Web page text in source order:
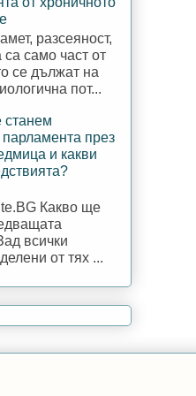
разсеяност,
само част от
се дължат на
пот...
станем
парламента през
и какви
Какво ще
всички
от тях ...